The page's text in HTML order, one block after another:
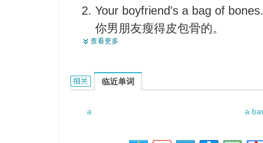
Your boyfriend's a bag of bones.
你男朋友瘦得皮包骨的。
The skinny boy was short of
查看更多
a rack of bones的相关资料：
临近单词
a a